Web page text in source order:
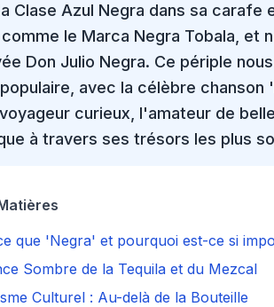
Clase Azul Negra dans sa carafe
le Marca Negra Tobala, et
Don Julio Negra. Ce périple
populaire , avec la célèbre
curieux, l'amateur de
à travers ses trésors les plus
que 'Negra' et pourquoi est-ce si
Sombre de la Tequila et du Mezcal
Culturel : Au-delà de la Bouteille